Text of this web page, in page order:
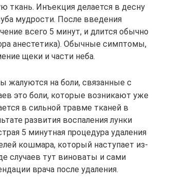
ткань. Инъекция делается в десну
мудрости. После введения
всего 5 минут, и длится обычно
анестетика). Обычные симптомы,
щеки и части неба.
жалуются на боли, связанные с
это боли, которые возникают уже
в сильной травме тканей в
развития воспаления лунки
5 минутная процедура удаления
кошмара, который наступает из-
случаев тут виноваты и сами
врача после удаления.